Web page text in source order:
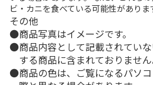
ビ・カニを食べている可能性がありま
その他
商品写真はイメージです。
商品内容として記載されてい
する商品に含まれておりません
商品の色は、ご覧になるパソ